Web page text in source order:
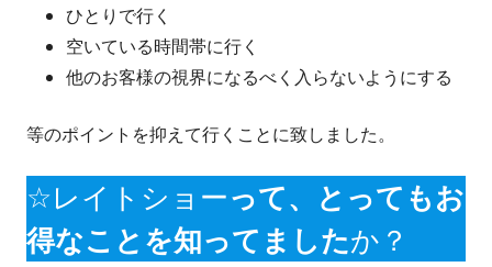
ひとりで行く
空いている時間帯に行く
他のお客様の視界になるべく入らないようにする
等のポイントを抑えて行くことに致しました。
☆レイトショーって、とってもお
得なことを知ってましたか？